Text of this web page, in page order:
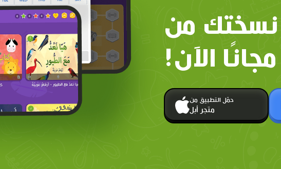
من
الآن!
حمّل التطبيق من
متجر أبل